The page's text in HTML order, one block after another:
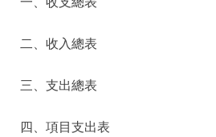
二、收入總表
三、支出總表
四、項目支出表